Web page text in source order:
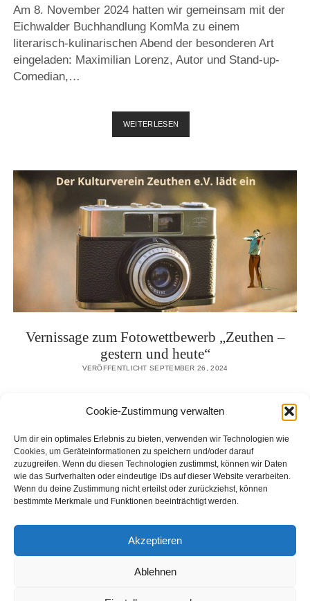
Cookie-Zustimmung verwalten
Um dir ein optimales Erlebnis zu bieten, verwenden wir Technologien wie
Cookies, um Geräteinformationen zu speichern und/oder darauf
zuzugreifen. Wenn du diesen Technologien zustimmst, können wir Daten
wie das Surfverhalten oder eindeutige IDs auf dieser Website verarbeiten.
Wenn du deine Zustimmung nicht erteilst oder zurückziehst, können
bestimmte Merkmale und Funktionen beeinträchtigt werden.
Akzeptieren
Ablehnen
Am 8. November 2024 hatten wir gemeinsam mit der
Eichwalder Buchhandlung KomMa zu einem
literarisch-kulinarischen Abend der besonderen Art
eingeladen: Maximilian Lorenz, Autor und Stand-up-
Comedian,…
WEITERLESEN
AMÜSANT
AUTOREN-
LESUNG
MIT
WEINVERKOSTUNG
Vernissage zum Fotowettbewerb „Zeuthen –
gestern und heute“
VERÖFFENTLICHT SEPTEMBER 26, 2024
zur festlichen Vernissage der diesjährigen
Fotoausstellung im Bürgerhaus Zeuthen eingeladen.
Im Mittelpunkt stand der Fotowettbewerb, den wir…
WEITERLESEN VERNISSAGE
FOTOWETTBEWERB